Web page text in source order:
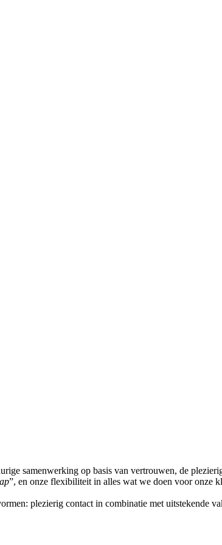
samenwerking op basis van vertrouwen, de
”, en onze flexibiliteit in alles wat we doen voor onze
plezierig contact in combinatie met uitstekende